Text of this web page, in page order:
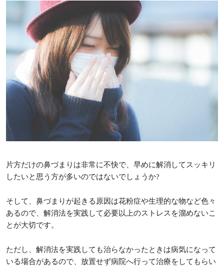
片方だけの鼻づまりは非常に不快で、早めに解消してスッキリ
したいと思う方が多いのではないでしょうか?
そして、鼻づまりが起きる原因は花粉症や生理的な物など色々
あるので、解消法を実践して必要以上のストレスを溜めないこ
とが大切です。
ただし、解消法を実践しても治らなかったときは病気になって
いる場合があるので、放置せず病院へ行って治療をしてもらい